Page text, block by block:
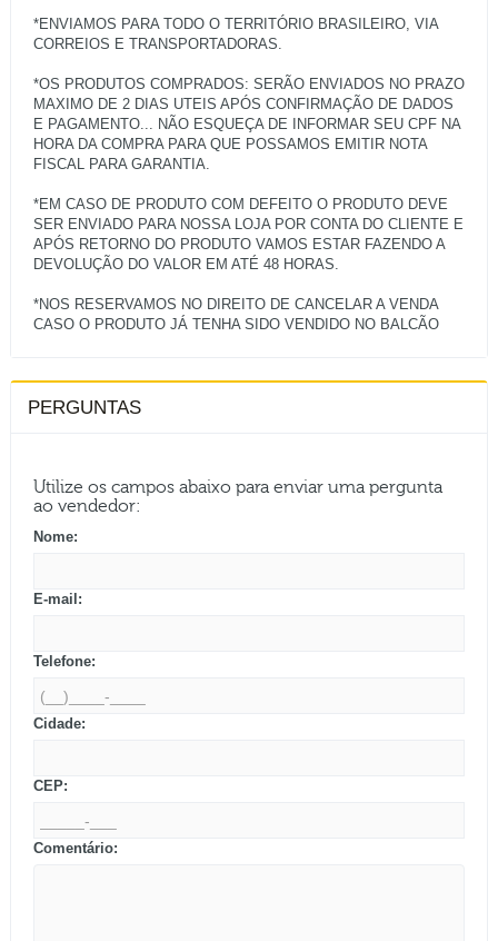
*ENVIAMOS PARA TODO O TERRITÓRIO BRASILEIRO, VIA
CORREIOS E TRANSPORTADORAS.
*OS PRODUTOS COMPRADOS: SERÃO ENVIADOS NO PRAZO
MAXIMO DE 2 DIAS UTEIS APÓS CONFIRMAÇÃO DE DADOS
E PAGAMENTO... NÃO ESQUEÇA DE INFORMAR SEU CPF NA
HORA DA COMPRA PARA QUE POSSAMOS EMITIR NOTA
FISCAL PARA GARANTIA.
*EM CASO DE PRODUTO COM DEFEITO O PRODUTO DEVE
SER ENVIADO PARA NOSSA LOJA POR CONTA DO CLIENTE E
APÓS RETORNO DO PRODUTO VAMOS ESTAR FAZENDO A
DEVOLUÇÃO DO VALOR EM ATÉ 48 HORAS.
*NOS RESERVAMOS NO DIREITO DE CANCELAR A VENDA
PERGUNTAS
Utilize os campos abaixo para enviar uma pergunta
ao vendedor:
Nome:
E-mail:
Telefone:
Cidade:
CEP:
Comentário: